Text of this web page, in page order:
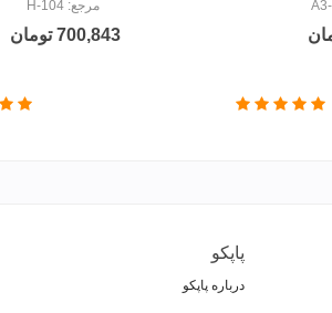
مرجع: H-104
700,843 تومان
پاپکو
درباره پاپکو